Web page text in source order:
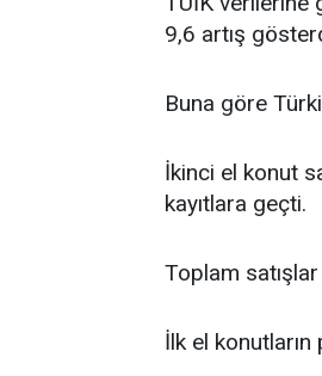
9,6 artış
Buna göre
İkinci el konut
kayıtlara geçti.
Toplam
İlk el konutların